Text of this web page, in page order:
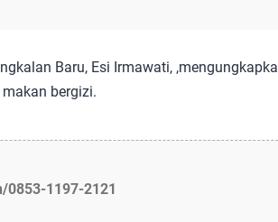
Baru, Esi Irmawati,
bergizi.
0853-1197-2121